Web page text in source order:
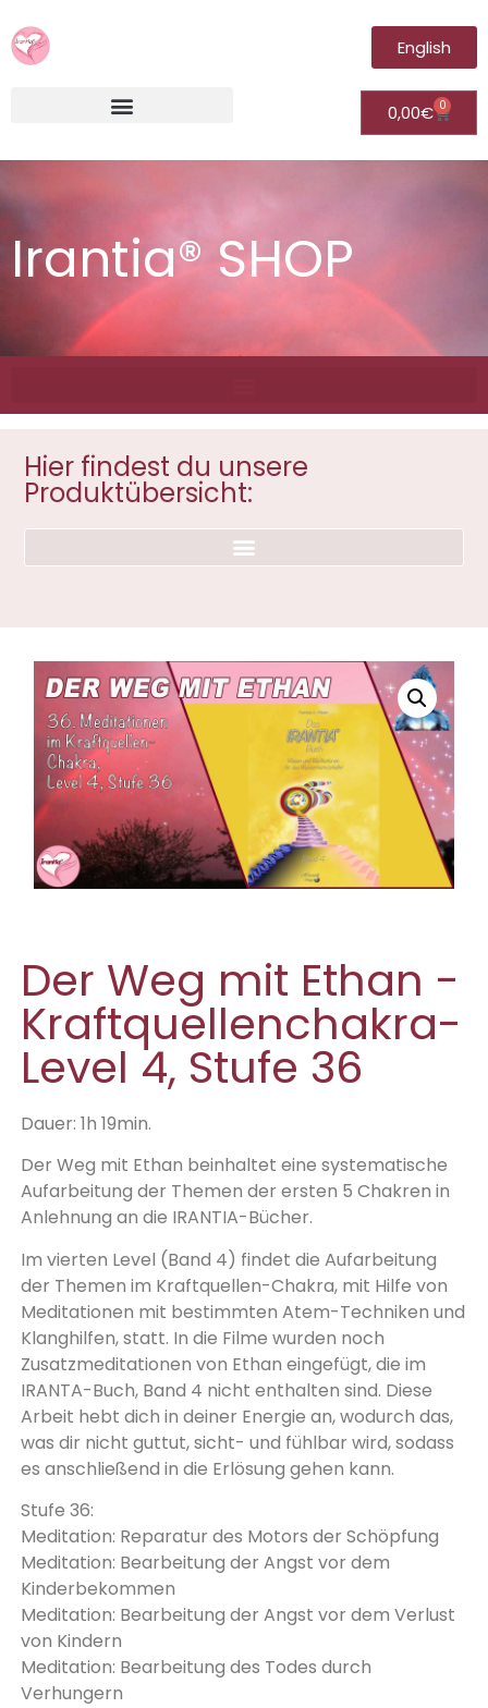
English
0,00€ 0
Irantia® SHOP
Hier findest du unsere
Produktübersicht:
Der Weg mit Ethan -
Kraftquellenchakra-
Level 4, Stufe 36
Dauer: 1h 19min.
Der Weg mit Ethan beinhaltet eine systematische
Aufarbeitung der Themen der ersten 5 Chakren in
Anlehnung an die IRANTIA-Bücher.
Im vierten Level (Band 4) findet die Aufarbeitung
der Themen im Kraftquellen-Chakra, mit Hilfe von
Meditationen mit bestimmten Atem-Techniken und
Klanghilfen, statt. In die Filme wurden noch
Zusatzmeditationen von Ethan eingefügt, die im
IRANTA-Buch, Band 4 nicht enthalten sind. Diese
Arbeit hebt dich in deiner Energie an, wodurch das,
was dir nicht guttut, sicht- und fühlbar wird, sodass
es anschließend in die Erlösung gehen kann.
Stufe 36:
Meditation: Reparatur des Motors der Schöpfung
Meditation: Bearbeitung der Angst vor dem
Kinderbekommen
Meditation: Bearbeitung der Angst vor dem Verlust
von Kindern
Meditation: Bearbeitung des Todes durch
Verhungern